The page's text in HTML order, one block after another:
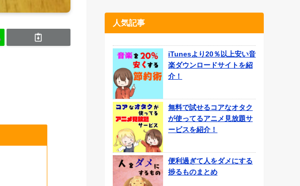
人気記事
iTunesより20％以上安い音
楽ダウンロードサイトを紹
介！
無料で試せるコアなオタク
が使ってるアニメ見放題サ
ービスを紹介！
便利過ぎて人をダメにする
捗るものまとめ